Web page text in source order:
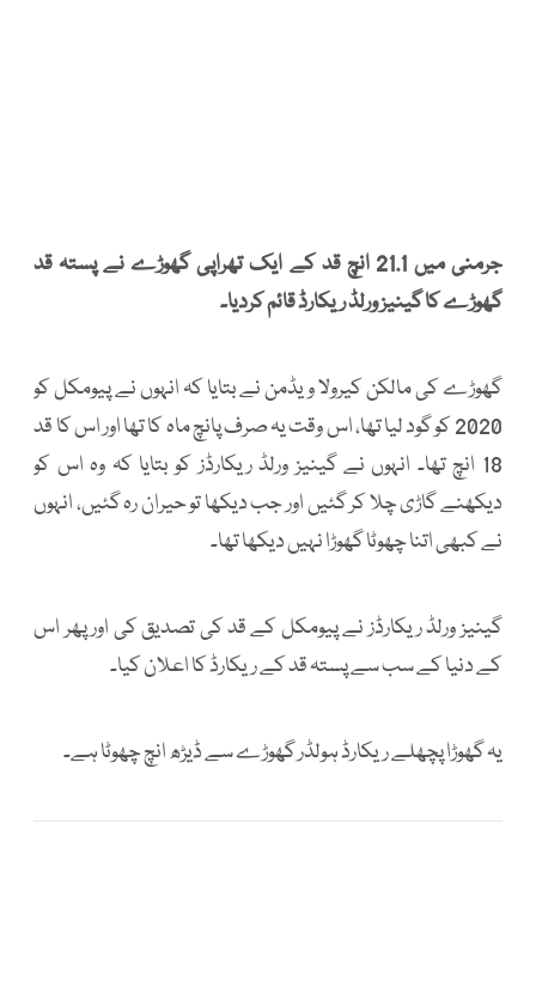
جرمنی میں 21.1 انچ قد کے ایک تھراپی گھوڑے نے پستہ قد
گھوڑے کا گینیز ورلڈ ریکارڈ قائم کردیا۔
گھوڑے کی مالکن کیرولا ویڈمن نے بتایا کہ انہوں نے پیومکل کو
2020 کو گود لیا تھا، اس وقت یہ صرف پانچ ماہ کا تھا اور اس کا قد
18 انچ تھا۔ انہوں نے گینیز ورلڈ ریکارڈز کو بتایا کہ وہ اس کو
دیکھنے گاڑی چلا کر گئیں اور جب دیکھا تو حیران رہ گئیں، انہوں
نے کبھی اتنا چھوٹا گھوڑا نہیں دیکھا تھا۔
گینیز ورلڈ ریکارڈز نے پیومکل کے قد کی تصدیق کی اور پھر اس
کے دنیا کے سب سے پستہ قد کے ریکارڈ کا اعلان کیا۔
یہ گھوڑا پچھلے ریکارڈ ہولڈر گھوڑے سے ڈیڑھ انچ چھوٹا ہے۔